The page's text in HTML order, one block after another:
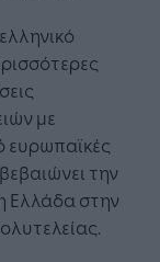
με
ευρωπαϊκές
την
Ελλάδα στην